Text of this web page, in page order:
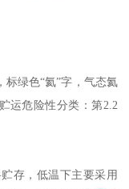
标绿色“氦”字，气态氦
运危险性分类：第2.2
存，低温下主要采用